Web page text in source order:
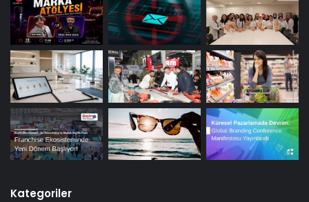
Kategoriler